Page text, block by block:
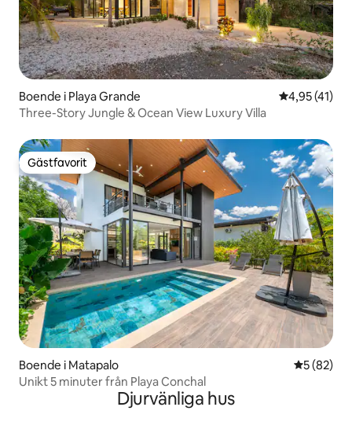
Boende i Playa Grande 4,95 av 5 i
4,95 (41)
Three-Story Jungle & Ocean View Luxury Villa
Gästfavorit
Gästfavorit
Boende i Matapalo 5 av 5 i
5 (82)
Unikt 5 minuter från Playa Conchal
Djurvänliga hus